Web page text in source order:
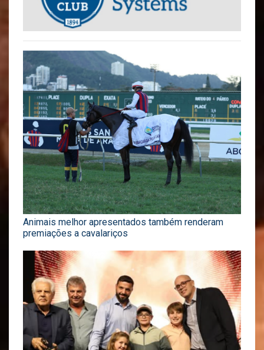
Animais melhor apresentados também renderam
premiações a cavalariços